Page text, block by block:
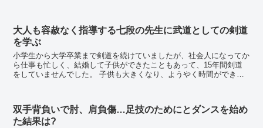
大人も容赦なく指導する七段の先生に武道としての剣道
を学ぶ
小学生から大学卒業まで剣道を続けていましたが、社会人になってか
ら仕事も忙しく、結婚して子供ができたこともあって、15年間剣道
をしていませんでした。 子供も大きくなり、ようやく時間ができた
双手背負いで肘、肩負傷…足技のためにとダンスを始め
た結果は?